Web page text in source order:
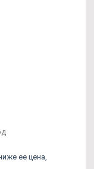
ее цена,